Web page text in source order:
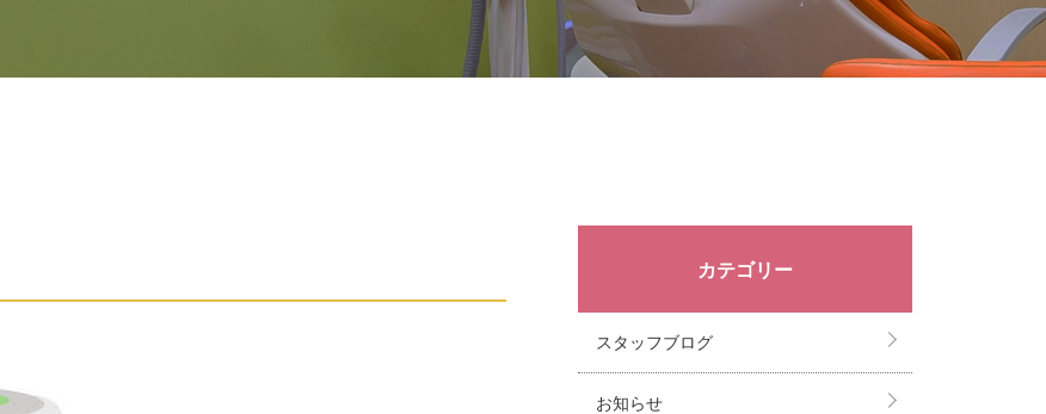
カテゴリー
スタッフブログ
お知らせ